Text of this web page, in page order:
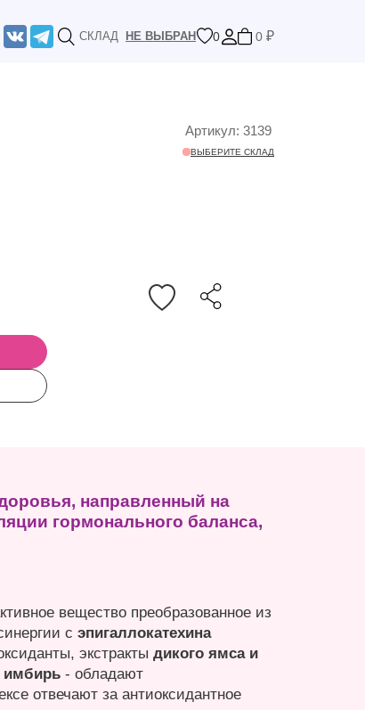
СКЛАД НЕ ВЫБРАН 0 0 ₽
Артикул: 3139
ВЫБЕРИТЕ СКЛАД
направленный на
гормонального баланса,
вещество преобразованное из
сэпигаллокатехина
экстрактыдикого ямса и
имбирь- обладают
отвечают за антиоксидантное